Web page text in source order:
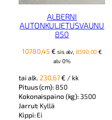
ALBERNI
AUTONKULJETUSVAUNU
850
10780,45€ sis alv,8590,00€
alv 0%
tai alk. 230,67€ / kk
Pituus (cm): 850
Kokonaispaino (kg): 3500
Jarrut: Kyllä
Kippi:Ei